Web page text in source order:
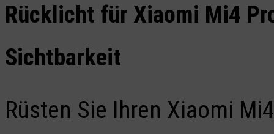
Rücklicht für Xiaomi Mi4
Sichtbarkeit
Rüsten Sie Ihren Xiaomi